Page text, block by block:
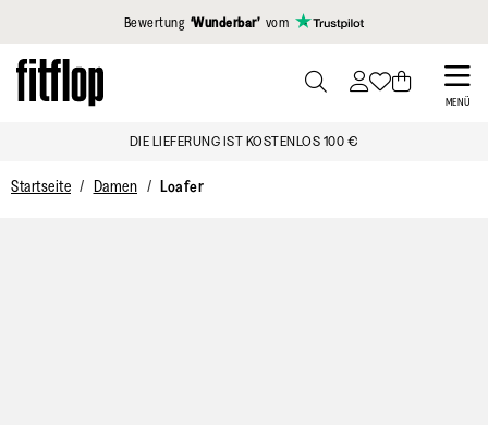
Klicken Sie hier, um unsere Erklärung zur Barrierefreiheit
Bewertung ‘Wunderbar’ vom
Skip
to
MENÜ
TO
DIE LIEFERUNG IST KOSTENLOS 100 €
Startseite Damen Loafer